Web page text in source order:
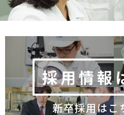
採用情報
新卒採用はこ